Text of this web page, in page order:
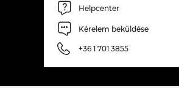
Helpcenter
Kérelem beküldése
+36 1 701 3855